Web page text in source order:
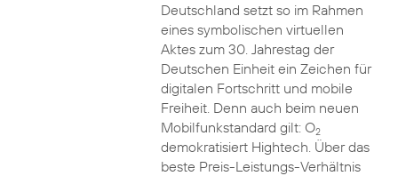
Deutschland setzt so im Rahmen
eines symbolischen virtuellen
Aktes zum 30. Jahrestag der
Deutschen Einheit ein Zeichen für
digitalen Fortschritt und mobile
Freiheit. Denn auch beim neuen
Mobilfunkstandard gilt: O2
demokratisiert Hightech. Über das
beste Preis-Leistungs-Verhältnis